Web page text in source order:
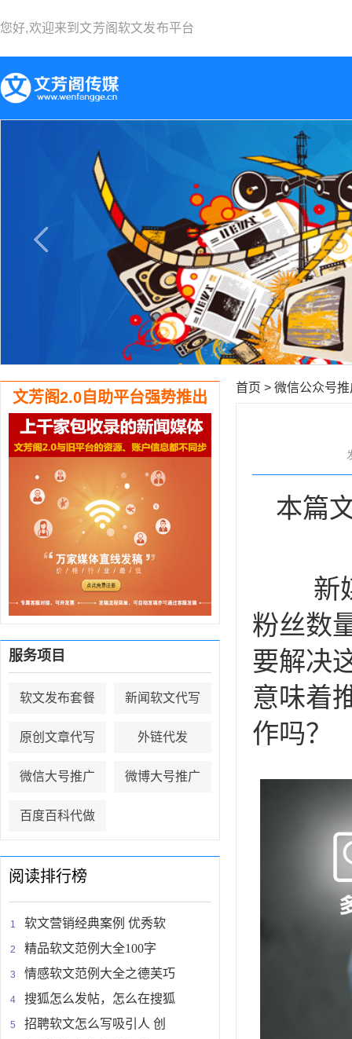
您好,欢迎来到 文芳阁软文发布平台
文芳阁2.0自助平台强势推出
服务项目
软文发布套餐 新闻软文代写
原创文章代写 外链代发
微信大号推广 微博大号推广
百度百科代做
阅读排行榜
软文营销经典案例 优秀软
精品软文范例大全100字
情感软文范例大全之德芙巧
搜狐怎么发帖，怎么在搜狐
招聘软文怎么写吸引人 创
首页 > 微信公众号推
本篇
新媒
粉丝数
要解决
意味着
作吗？